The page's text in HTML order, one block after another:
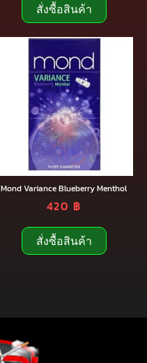
สั่งซื้อสินค้า
Mond Variance Blueberry Menthol
420 ฿
สั่งซื้อสินค้า